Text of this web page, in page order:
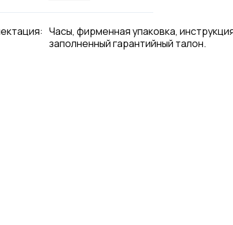
Часы, фирменная упаковка,
заполненный гарантийный талон.